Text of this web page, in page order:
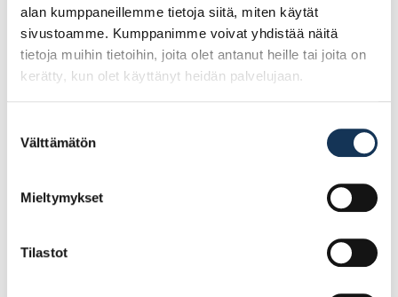
alan kumppaneillemme tietoja siitä, miten käytät
sivustoamme. Kumppanimme voivat yhdistää näitä
tietoja muihin tietoihin, joita olet antanut heille tai joita on
kerätty, kun olet käyttänyt heidän palvelujaan.
valinta
Välttämätön
Mieltymykset
Tilastot
pesuämpäriin 20l (1512)
maalikaavin varaterä